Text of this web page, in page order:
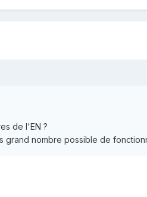
de l'EN ?
nombre possible de